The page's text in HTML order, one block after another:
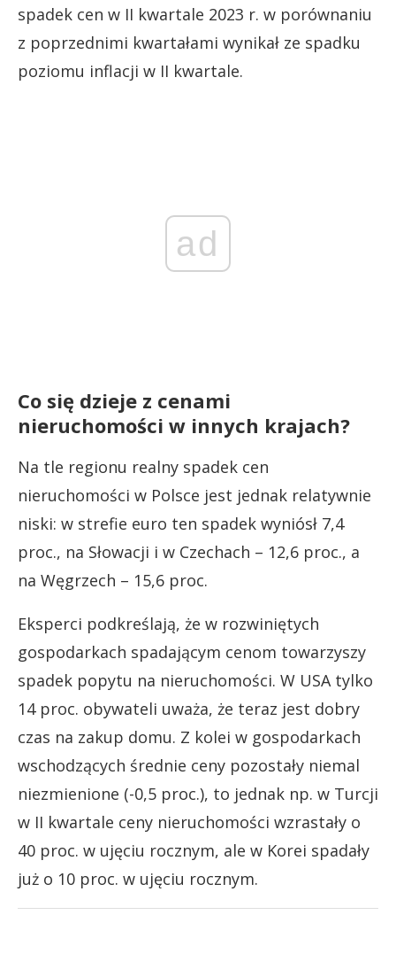
spadek cen w II kwartale 2023 r. w porównaniu
z poprzednimi kwartałami wynikał ze spadku
poziomu inflacji w II kwartale.
ad
Co się dzieje z cenami
nieruchomości w innych krajach?
Na tle regionu realny spadek cen
nieruchomości w Polsce jest jednak relatywnie
niski: w strefie euro ten spadek wyniósł 7,4
proc., na Słowacji i w Czechach – 12,6 proc., a
na Węgrzech – 15,6 proc.
Eksperci podkreślają, że w rozwiniętych
gospodarkach spadającym cenom towarzyszy
spadek popytu na nieruchomości. W USA tylko
14 proc. obywateli uważa, że teraz jest dobry
czas na zakup domu. Z kolei w gospodarkach
wschodzących średnie ceny pozostały niemal
niezmienione (-0,5 proc.), to jednak np. w Turcji
w II kwartale ceny nieruchomości wzrastały o
40 proc. w ujęciu rocznym, ale w Korei spadały
już o 10 proc. w ujęciu rocznym.